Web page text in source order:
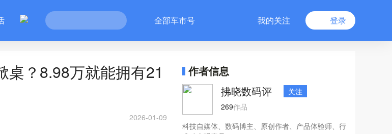
全部车市号 我的关注 登录
桌？8.98万就能拥有21
2026-01-09
作者信息
拂晓数码评
关注
269作品
科技自媒体、数码博主、原创作者、产品体验师、行